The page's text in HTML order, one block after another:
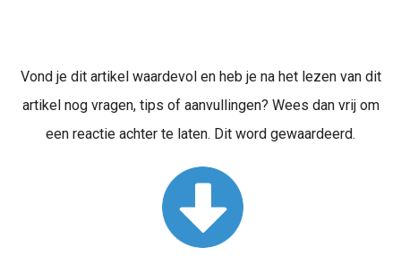
Vond je dit artikel waardevol en heb je na het lezen van dit
artikel nog vragen, tips of aanvullingen? Wees dan vrij om
een reactie achter te laten. Dit word gewaardeerd.